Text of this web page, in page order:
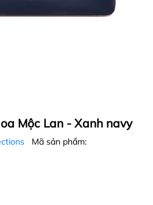
Mộc Lan - Xanh navy
Mã sản phẩm: